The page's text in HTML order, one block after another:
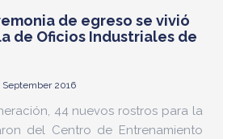
de egreso se vivió
de Oficios Industriales de
September 2016
44 nuevos rostros para la
del Centro de Entrenamiento